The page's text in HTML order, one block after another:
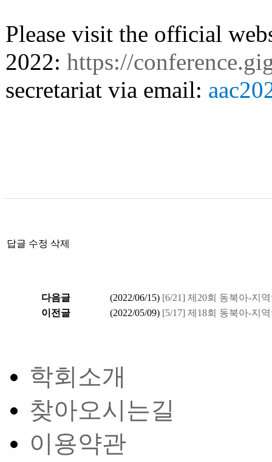
Please visit the official
2022: https://
secretariat via email:
답글 수정 삭제
다음글 (2022/06/15) [6/21] 제20회 동북아-지
이전글
(2022/05/09) [5/17] 제18회 동북아-지
학회소개
찾아오시는길
이용약관